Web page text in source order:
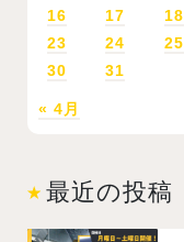
« 4月
16
17 18
23
24 25
30
31
最近の投稿